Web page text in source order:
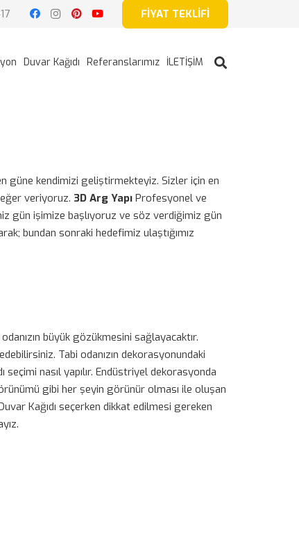
FİYAT TEKLİFİ
Duvar Kağıdı Referanslarımız İLETİŞİM
güne kendimizi geliştirmekteyiz. Sizler için en
veriyoruz. 3D Arg Yapı Profesyonel ve
gün işimize başlıyoruz ve söz verdiğimiz gün
bundan sonraki hedefimiz ulaştığımız
büyük gözükmesini sağlayacaktır.
Tabi odanızın dekorasyonundaki
nasıl yapılır. Endüstriyel dekorasyonda
gibi her şeyin görünür olması ile oluşan
Kağıdı seçerken dikkat edilmesi gereken